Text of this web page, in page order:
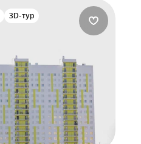
3D-тур